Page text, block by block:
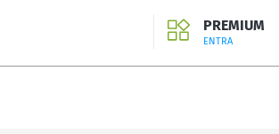
PREMIUM
ENTRA